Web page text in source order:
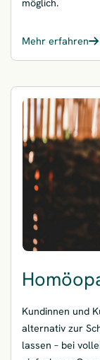
möglich.
Mehr erfahren
–
Kundinnen und
alternativ zur
lassen – bei